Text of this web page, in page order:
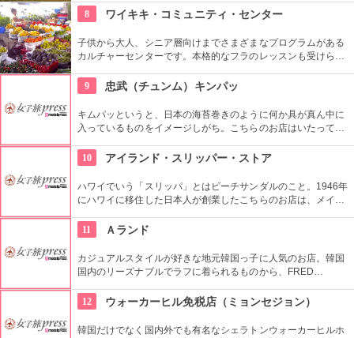
覚で買い物ができる楽しい場所です。
8 ワイキキ・コミュニティ・センター
子供から大人、シニア層向けまでさまざまなプログラムがある
カルチャーセンターです。本格的なフラのレッスンも受けられ
菜・果物が買える、週2回のファーマーズマーケットも好評で
す。
9 忠武（チュンム）キンパッ
キムパッというと、日本の海苔巻きのように何か具が真ん中に
入っているものをイメージしがち。こちらのお店はいたってシ
さんに支持されてきました。キムチは別添えです。朝ごはんや
夜食にできそうですね。
10 アイランド・スリッパー・ストア
ハワイでいう「スリッパ」とはビーチサンダルのこと。1946年
にハワイに移住した日本人が創業したこちらのお店は、メイド
寧につくられ、「履き心地の良さがバツグン」と評判です。
11 Ａランド
カジュアルスタイルが好きな地元韓国っ子に人気のお店。韓国
国内のリーズナブルでラフに着られるものから、FRED
ジものまで、各ジャンルのファッションをフロア別に楽しめる
のが特徴。
12 ウォーカーヒル免税店（ミョンセジョン）
韓国だけでなく国内外でも有名なシェラトンウォーカーヒルホ